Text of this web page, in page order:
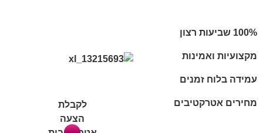
מקצועיות ואמינות
עמידה בלוח זמנים
מחירים אטרקטיבים
לקבלת
הצעה